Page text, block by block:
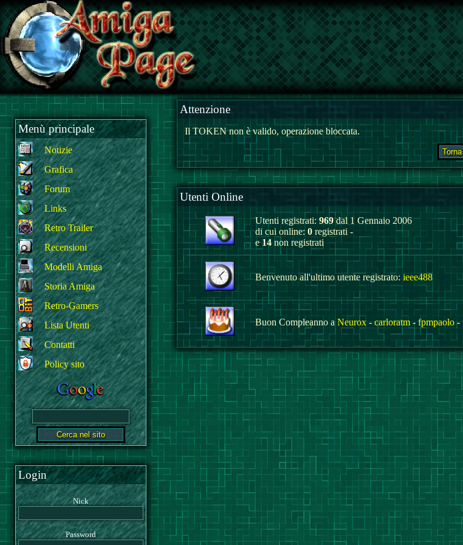
Menù principale
Notizie
Grafica
Forum
Links
Retro Trailer
Recensioni
Modelli Amiga
Storia Amiga
Retro-Gamers
Lista Utenti
Contatti
Policy sito
Login
Nick
Password
Attenzione
Il TOKEN non è valido, operazione bloccata.
Utenti Online
Utenti registrati: 969dal 1 Gennaio 2006
di cui online: 0 registrati -
e14 non registrati
Benvenuto all'ultimo utente registrato: ieee488
Buon Compleanno a Neurox - carloratm - fpmpaolo-